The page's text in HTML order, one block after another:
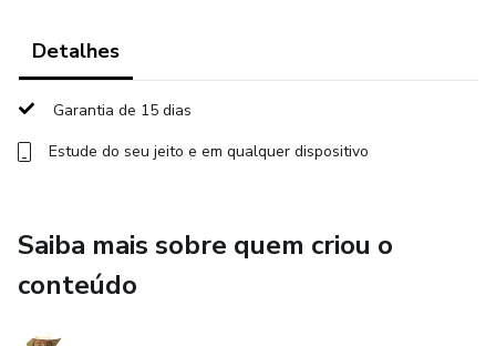
de maior porte saem do papel, primeiro para uso pessoal e
posteriormente para comercialização do produto ou do
serviço. Conslui-se com a apresentação de certificado.
O diferencial deste método é que ele pega pela mão,
uma nova fonte de renda, através do bambu.
Detalhes
Garantia de 15 dias
Estude do seu jeito e em qualquer dispositivo
Saiba mais sobre quem criou o
conteúdo